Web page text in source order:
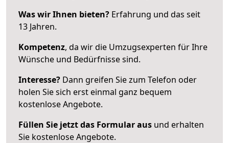
Was wir Ihnen bieten? Erfahrung und das seit
13 Jahren.
Kompetenz, da wir die Umzugsexperten für Ihre
Wünsche und Bedürfnisse sind.
Interesse? Dann greifen Sie zum Telefon oder
holen Sie sich erst einmal ganz bequem
kostenlose Angebote.
Füllen Sie jetzt das Formular aus und erhalten
Sie kostenlose Angebote.